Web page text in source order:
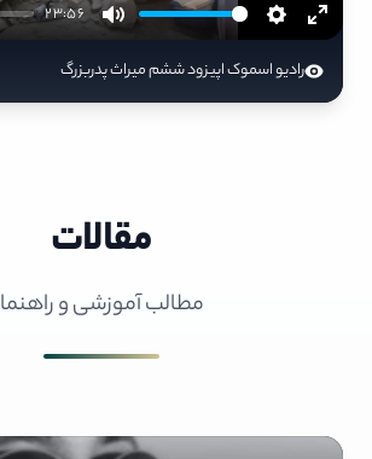
23:56
رادیو اسموک اپیزود ششم میراث پدربزرگ
مقالات
مطالب آموزشی و راهنما